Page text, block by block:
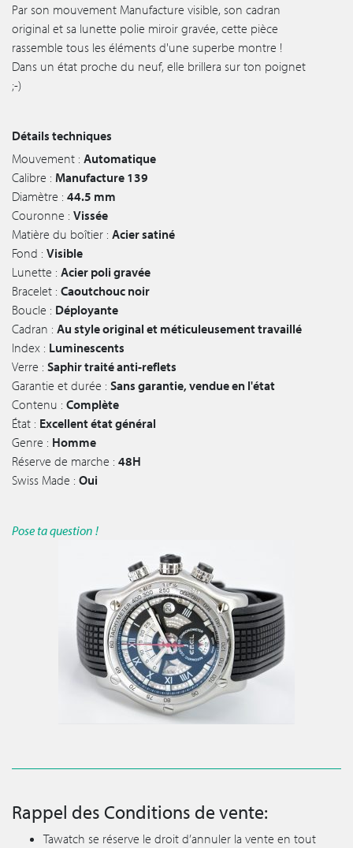
Par son mouvement Manufacture visible, son cadran
original et sa lunette polie miroir gravée, cette pièce
rassemble tous les éléments d'une superbe montre !
Dans un état proche du neuf, elle brillera sur ton poignet
;-)
Détails techniques
Mouvement : Automatique
Calibre : Manufacture 139
Diamètre : 44.5 mm
Couronne : Vissée
Matière du boîtier : Acier satiné
Fond : Visible
Lunette : Acier poli gravée
Bracelet : Caoutchouc noir
Boucle : Déployante
Cadran : Au style original et méticuleusement travaillé
Index : Luminescents
Verre : Saphir traité anti-reflets
Garantie et durée : Sans garantie, vendue en l'état
Contenu : Complète
État : Excellent état général
Genre : Homme
Réserve de marche : 48H
Swiss Made : Oui
Pose ta question !
Rappel des Conditions de vente:
Tawatch se réserve le droit d’annuler la vente en tout